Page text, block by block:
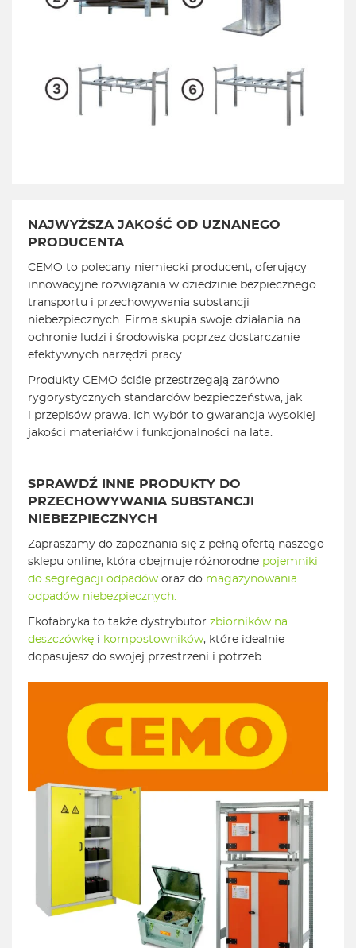
NAJWYŻSZA JAKOŚĆ OD UZNANEGO
PRODUCENTA
CEMO to polecany niemiecki producent, oferujący
innowacyjne rozwiązania w dziedzinie bezpiecznego
transportu i przechowywania substancji
niebezpiecznych. Firma skupia swoje działania na
ochronie ludzi i środowiska poprzez dostarczanie
efektywnych narzędzi pracy.
Produkty CEMO ściśle przestrzegają zarówno
rygorystycznych standardów bezpieczeństwa, jak
i przepisów prawa. Ich wybór to gwarancja wysokiej
jakości materiałów i funkcjonalności na lata.
SPRAWDŹ INNE PRODUKTY DO
PRZECHOWYWANIA SUBSTANCJI
NIEBEZPIECZNYCH
Zapraszamy do zapoznania się z pełną ofertą naszego
sklepu online, która obejmuje różnorodne pojemniki
do segregacji odpadów oraz do magazynowania
odpadów niebezpiecznych.
Ekofabryka to także dystrybutor zbiorników na
deszczówkę i kompostowników, które idealnie
dopasujesz do swojej przestrzeni i potrzeb.